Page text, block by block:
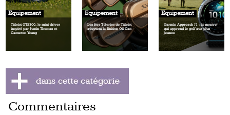
Equipement
Titleist GTS300, le mini‑driver
inspiré par Justin Thomas et
Cameron Young
Equipement
Les fers T‑Series de Titleist
adoptent la finition Oil Can
Equipement
Garmin Approach J1 : la montre
qui apprend le golf aux plus
jeunes
Commentaires